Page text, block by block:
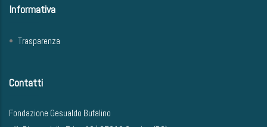
Informativa
Trasparenza
Contatti
Fondazione Gesualdo Bufalino